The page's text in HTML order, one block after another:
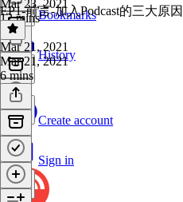
Bookmarks
History
Create account
Sign in
Mar 23, 2021
12 mins
EP1-前言-加入Podcast的三大原
Mar 21, 2021
Mar 21, 2021
6 mins